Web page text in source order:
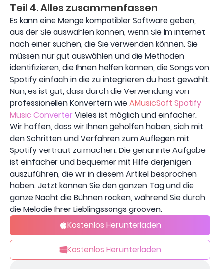
Teil 4. Alles zusammenfassen
Es kann eine Menge kompatibler Software geben,
aus der Sie auswählen können, wenn Sie im Internet
nach einer suchen, die Sie verwenden können. Sie
müssen nur gut auswählen und die Methoden
identifizieren, die Ihnen helfen können, die Songs von
Spotify einfach in die zu integrieren du hast gewählt.
Nun, es ist gut, dass durch die Verwendung von
professionellen Konvertern wieAMusicSoft Spotify
Music Converter Vieles ist möglich und einfacher.
Wir hoffen, dass wir Ihnen geholfen haben, sich mit
den Schritten und Verfahren zum Auflegen mit
Spotify vertraut zu machen. Die genannte Aufgabe
ist einfacher und bequemer mit Hilfe derjenigen
auszuführen, die wir in diesem Artikel besprochen
haben. Jetzt können Sie den ganzen Tag und die
ganze Nacht die Bühnen rocken, während Sie durch
die Melodie Ihrer Lieblingssongs grooven.
Kostenlos Herunterladen
Kostenlos Herunterladen